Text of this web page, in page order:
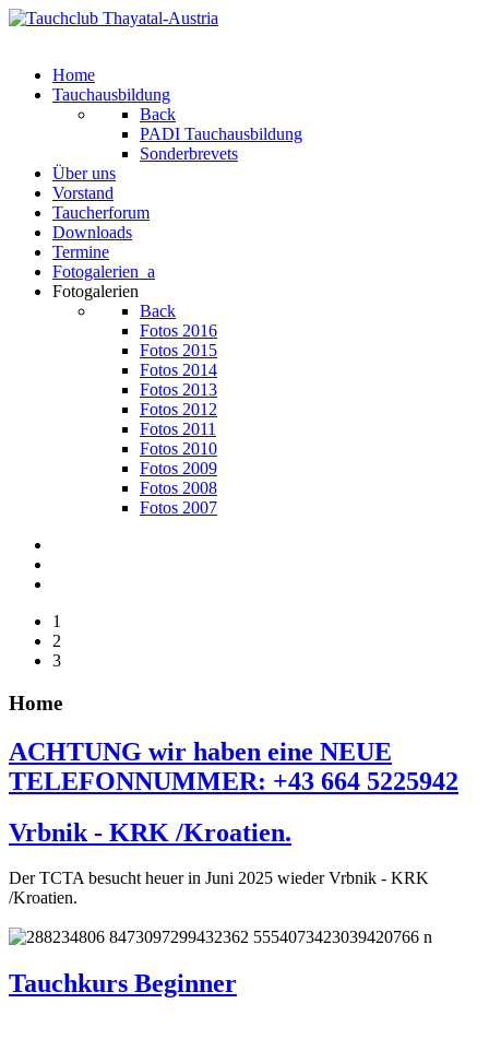
Home
Tauchausbildung
Back
PADI Tauchausbildung
Sonderbrevets
Über uns
Vorstand
Taucherforum
Downloads
Termine
Fotogalerien_a
Fotogalerien
Back
Fotos 2016
Fotos 2015
Fotos 2014
Fotos 2013
Fotos 2012
Fotos 2011
Fotos 2010
Fotos 2009
Fotos 2008
Fotos 2007
1
2
3
Home
ACHTUNG wir haben eine NEUE
TELEFONNUMMER: +43 664 5225942
Vrbnik - KRK /Kroatien.
Der TCTA besucht heuer in Juni 2025 wieder Vrbnik - KRK
/Kroatien.
Tauchkurs Beginner